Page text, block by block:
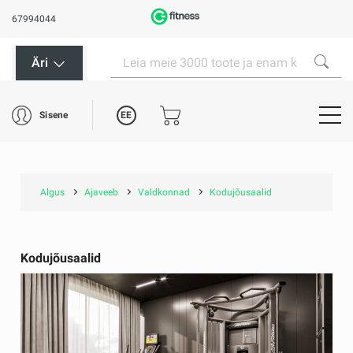
67994044
Äri
Sisene EE
Algus Ajaveeb Valdkonnad Kodujõusaalid
Kodujõusaalid